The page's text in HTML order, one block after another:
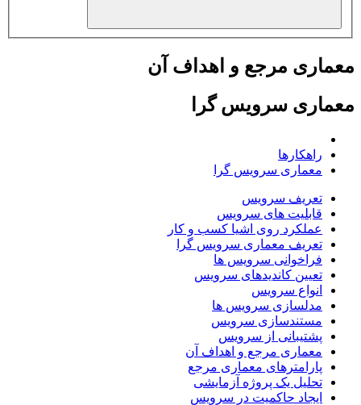
معماری مرجع و اهداف آن
معماری سرویس گرا
راهکارها
معماری سرویس گرا
تعریف سرویس
قابلیت های سرویس
عملکرد روی اشیا کسب و کار
تعریف معماری سرویس گرا
فراخوانی سرویس ها
تعیین کاندیدهای سرویس
انواع سرویس
مدلسازی سرویس ها
مستندسازی سرویس
پشتیبانی از سرویس
معماری مرجع و اهداف آن
پارامترهای معماری مرجع
تحلیل یک پروژه آزمایشی
ایجاد حاکمیت در سرویس